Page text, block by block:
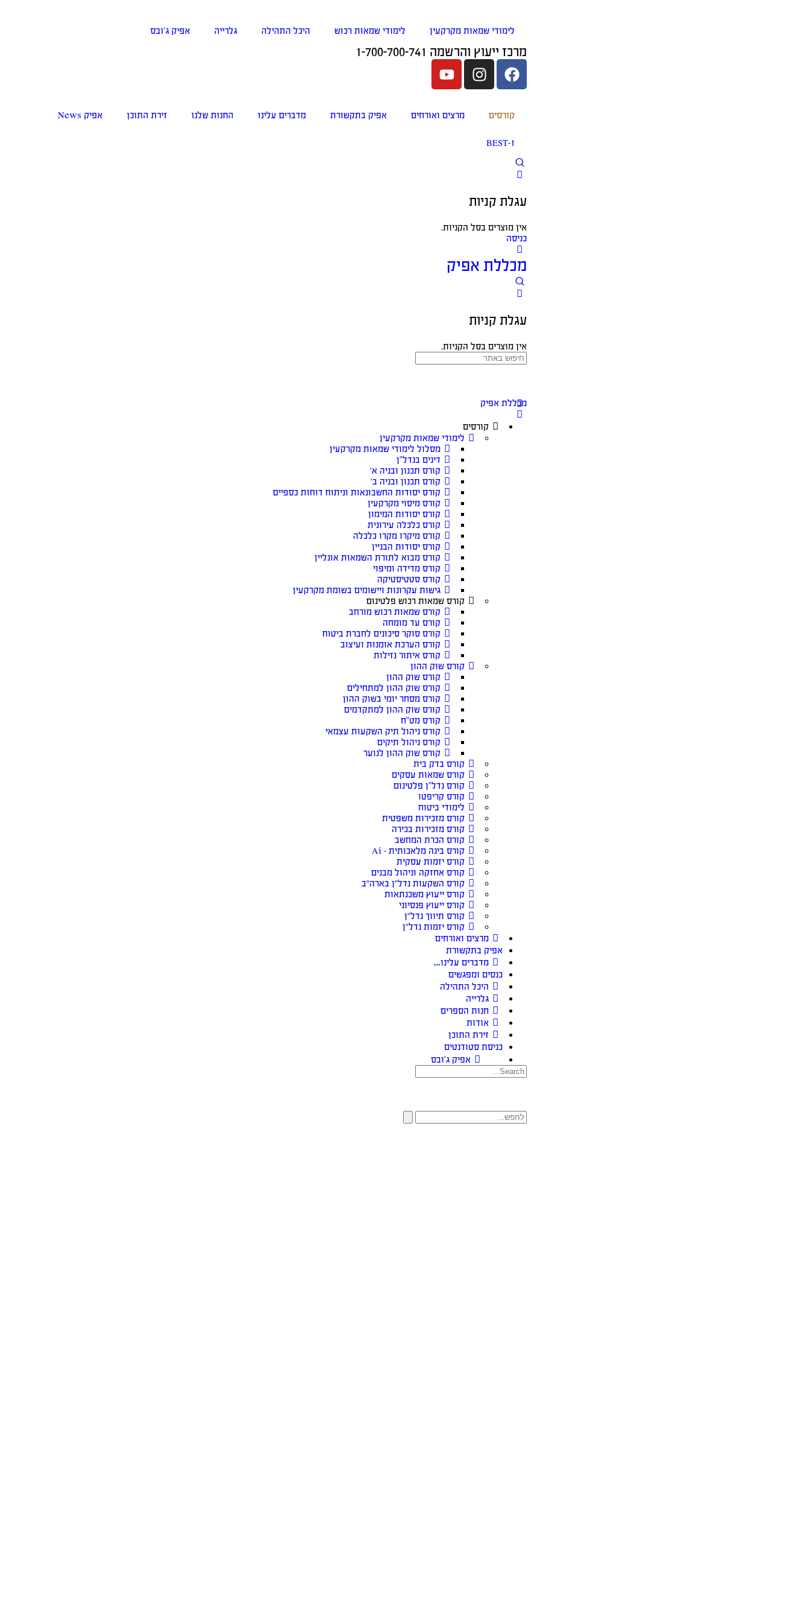
לימודי שמאות מקרקעין לימודי שמאות רכוש היכל התהילה גלרייה אפיק ג’ובס
מרכז ייעוץ והרשמה 1-700-700-741
קורסים מרצים ואורחים אפיק בתקשורת מדברים עלינו החנות שלנו זירת התוכן אפיק News
BEST-1
עגלת קניות
אין מוצרים בסל הקניות.
כניסה
מכללת אפיק
עגלת קניות
אין מוצרים בסל הקניות.
מכללת אפיק
קורסים
לימודי שמאות מקרקעין
מסלול לימודי שמאות מקרקעין
דינים בנדל”ן
קורס תכנון ובניה א׳
קורס תכנון ובניה ב׳
קורס יסודות החשבונאות וניתוח דוחות כספיים
קורס מיסוי מקרקעין
קורס יסודות המימון
קורס כלכלה עירונית
קורס מיקרו מקרו כלכלה
קורס יסודות הבניין
קורס מבוא לתורת השמאות אונליין
קורס מדידה ומיפוי
קורס סטטיסטיקה
גישות עקרונות ויישומים בשומת מקרקעין
קורס שמאות רכוש פלטינום
קורס שמאות רכוש מורחב
קורס עד מומחה
קורס סוקר סיכונים לחברת ביטוח
קורס הערכת אומנות ועיצוב
קורס איתור נזילות
קורס שוק ההון
קורס שוק ההון
קורס שוק ההון למתחילים
קורס מסחר יומי בשוק ההון
קורס שוק ההון למתקדמים
קורס מט”ח
קורס ניהול תיק השקעות עצמאי
קורס ניהול תיקים
קורס שוק ההון לנוער
קורס בדק בית
קורס שמאות עסקים
קורס נדל”ן פלטינום
קורס קריפטו
לימודי ביטוח
קורס מזכירות משפטית
קורס מזכירות בכירה
קורס הכרת המחשב
קורס בינה מלאכותית – Ai
קורס יזמות עסקית
קורס אחזקה וניהול מבנים
קורס השקעות נדל״ן בארה״ב
קורס ייעוץ משכנתאות
קורס ייעוץ פנסיוני
קורס תיווך נדל״ן
קורס יזמות נדל״ן
מרצים ואורחים
אפיק בתקשורת
מדברים עלינו…
כנסים ומפגשים
היכל התהילה
גלרייה
חנות הספרים
אודות
זירת התוכן
כניסת סטודנטים
אפיק ג’ובס